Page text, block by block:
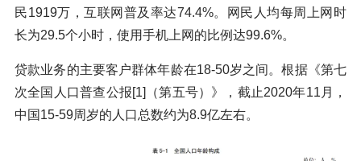
民1919万，互联网普及率达74.4%。网民人均每周上网时
长为29.5个小时，使用手机上网的比例达99.6%。
贷款业务的主要客户群体年龄在18-50岁之间。根据《第七
次全国人口普查公报[1]（第五号）》，截止2020年11月，
中国15-59周岁的人口总数约为8.9亿左右。